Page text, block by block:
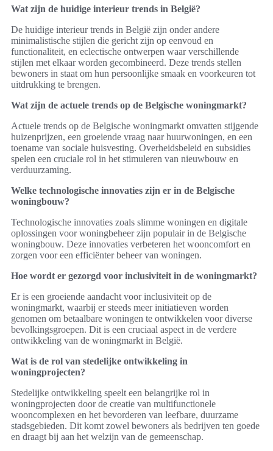
Wat zijn de huidige interieur trends in België?
De huidige interieur trends in België zijn onder andere
minimalistische stijlen die gericht zijn op eenvoud en
functionaliteit, en eclectische ontwerpen waar verschillende
stijlen met elkaar worden gecombineerd. Deze trends stellen
bewoners in staat om hun persoonlijke smaak en voorkeuren tot
uitdrukking te brengen.
Wat zijn de actuele trends op de Belgische woningmarkt?
Actuele trends op de Belgische woningmarkt omvatten stijgende
huizenprijzen, een groeiende vraag naar huurwoningen, en een
toename van sociale huisvesting. Overheidsbeleid en subsidies
spelen een cruciale rol in het stimuleren van nieuwbouw en
verduurzaming.
Welke technologische innovaties zijn er in de Belgische
woningbouw?
Technologische innovaties zoals slimme woningen en digitale
oplossingen voor woningbeheer zijn populair in de Belgische
woningbouw. Deze innovaties verbeteren het wooncomfort en
zorgen voor een efficiënter beheer van woningen.
Hoe wordt er gezorgd voor inclusiviteit in de woningmarkt?
Er is een groeiende aandacht voor inclusiviteit op de
woningmarkt, waarbij er steeds meer initiatieven worden
genomen om betaalbare woningen te ontwikkelen voor diverse
bevolkingsgroepen. Dit is een cruciaal aspect in de verdere
ontwikkeling van de woningmarkt in België.
Wat is de rol van stedelijke ontwikkeling in
woningprojecten?
Stedelijke ontwikkeling speelt een belangrijke rol in
woningprojecten door de creatie van multifunctionele
wooncomplexen en het bevorderen van leefbare, duurzame
stadsgebieden. Dit komt zowel bewoners als bedrijven ten goede
en draagt bij aan het welzijn van de gemeenschap.